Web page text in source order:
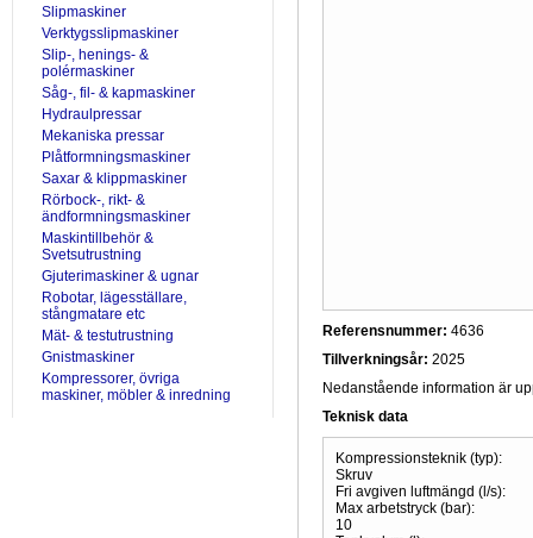
Slipmaskiner
Verktygsslipmaskiner
Slip-, henings- &
polérmaskiner
Såg-, fil- & kapmaskiner
Hydraulpressar
Mekaniska pressar
Plåtformningsmaskiner
Saxar & klippmaskiner
Rörbock-, rikt- &
ändformningsmaskiner
Maskintillbehör &
Svetsutrustning
Gjuterimaskiner & ugnar
Robotar, lägesställare,
stångmatare etc
Mät- & testutrustning
Gnistmaskiner
Kompressorer, övriga
maskiner, möbler & inredning
Referensnummer: 4636
Tillverkningsår: 2025
Nedanstående information är
Teknisk data
Kompressionsteknik (typ):
Skruv
Fri avgiven luftmängd (l/s):
Max arbetstryck (bar):
10